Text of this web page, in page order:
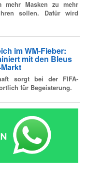
mehr Masken zu mehr
sollen. Dafür wird
im WM-Fieber:
mit den Bleus
sorgt bei der FIFA-
für Begeisterung.